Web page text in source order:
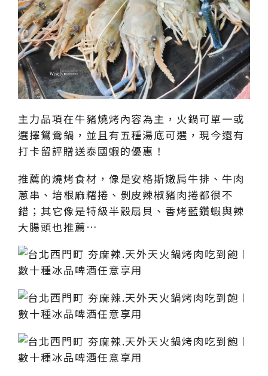
主力品項在牛豬燒烤內容為主，火鍋可單一或
選擇鴛鴦鍋，並且有五種湯底可選，現今還有
打卡留評贈送泰國蝦的優惠！
推薦的燒烤食材，像是安格斯嫩肩牛排、牛肉
蔥串、培根麻糬捲、剝皮辣椒豬肉捲都很不
錯；其它像是特級半殼扇貝、香烤藍鑽蝦與辣
大腸頭也推薦…